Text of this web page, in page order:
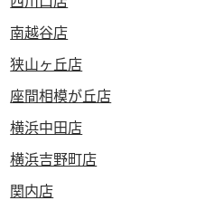
南越谷店
狭山ヶ丘店
座間相模が丘店
横浜中田店
横浜吉野町店
関内店